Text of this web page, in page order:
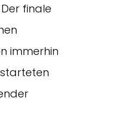
finale
immerhin
starteten